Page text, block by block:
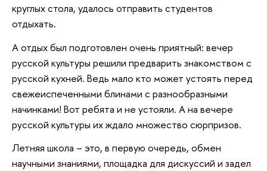
круглых стола, удалось отправить студентов
отдыхать.
А отдых был подготовлен очень приятный: вечер
русской культуры решили предварить знакомством с
русской кухней. Ведь мало кто может устоять перед
свежеиспеченными блинами c разнообразными
начинками! Вот ребята и не устояли. А на вечере
русской культуры их ждало множество сюрпризов.
Летняя школа – это, в первую очередь, обмен
научными знаниями, площадка для дискуссий и задел